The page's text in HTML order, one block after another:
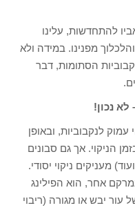
להתחדשות, עלינו
מפנינו. במידה ולא
הסתומות, דבר
לא נכון!
עמוק לנקבוביות, ובאופן
הניקוי. אך גם סבונים
מעניקים ניקוי יסודי.
אחר, הוא הפילינג
יבש או מגורה (ריבוי